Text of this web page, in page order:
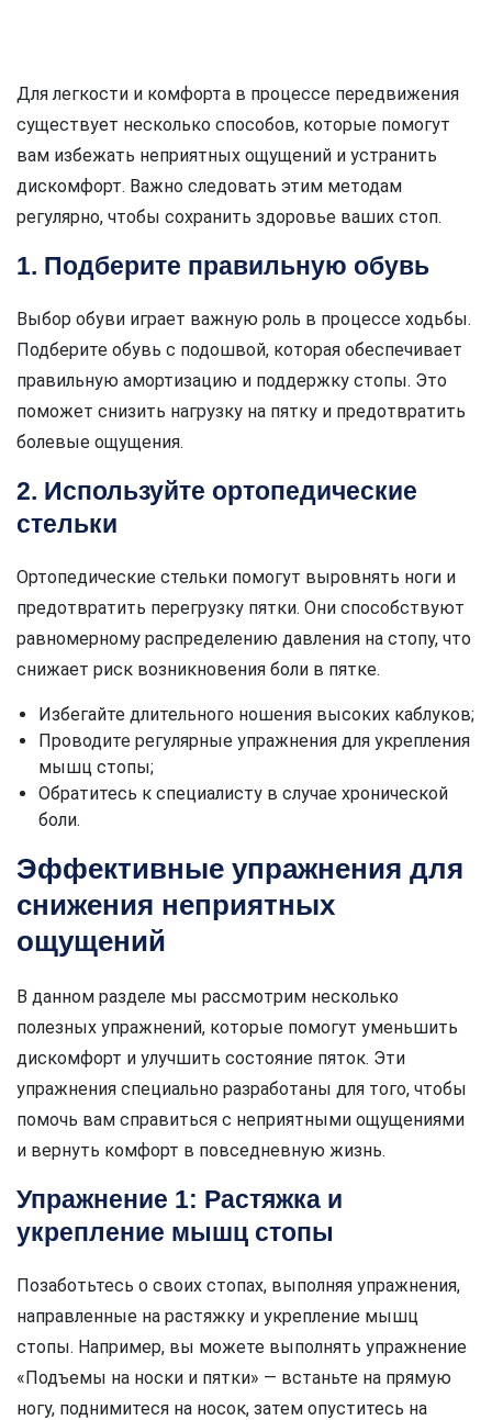
Для легкости и комфорта в процессе передвижения
существует несколько способов, которые помогут
вам избежать неприятных ощущений и устранить
дискомфорт. Важно следовать этим методам
регулярно, чтобы сохранить здоровье ваших стоп.
1. Подберите правильную обувь
Выбор обуви играет важную роль в процессе ходьбы.
Подберите обувь с подошвой, которая обеспечивает
правильную амортизацию и поддержку стопы. Это
поможет снизить нагрузку на пятку и предотвратить
болевые ощущения.
2. Используйте ортопедические
стельки
Ортопедические стельки помогут выровнять ноги и
предотвратить перегрузку пятки. Они способствуют
равномерному распределению давления на стопу, что
снижает риск возникновения боли в пятке.
Избегайте длительного ношения высоких каблуков;
Проводите регулярные упражнения для укрепления
мышц стопы;
Обратитесь к специалисту в случае хронической
боли.
Эффективные упражнения для
снижения неприятных
ощущений
В данном разделе мы рассмотрим несколько
полезных упражнений, которые помогут уменьшить
дискомфорт и улучшить состояние пяток. Эти
упражнения специально разработаны для того, чтобы
помочь вам справиться с неприятными ощущениями
и вернуть комфорт в повседневную жизнь.
Упражнение 1: Растяжка и
укрепление мышц стопы
Позаботьтесь о своих стопах, выполняя упражнения,
направленные на растяжку и укрепление мышц
стопы. Например, вы можете выполнять упражнение
«Подъемы на носки и пятки» — встаньте на прямую
ногу, поднимитеся на носок, затем опуститесь на